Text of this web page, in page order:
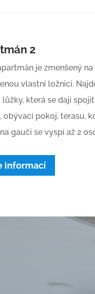
2
je zmenšený na
vlastní ložnici.
lůžky, která se dají
obývací pokoj, terasu,
gauči se vyspí až 2
informací